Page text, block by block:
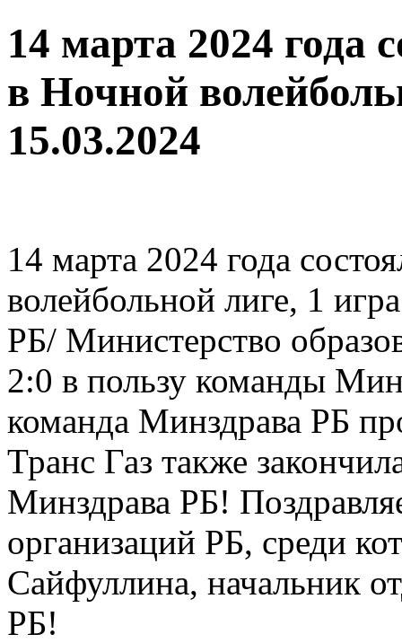
14 марта 2024 года
в Ночной
15.03.2024
14 марта 2024 года
волейбольной лиге, 1
РБ/ Министерство
2:0 в пользу команды
команда Минздрава РБ
Транс Газ также
Минздрава РБ!
организаций РБ, среди
Сайфуллина, начальник
РБ!